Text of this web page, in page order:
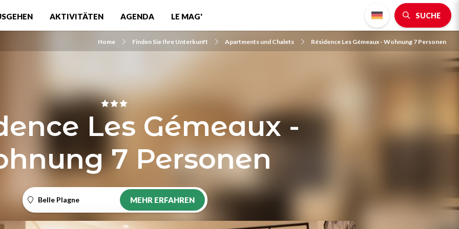
AKTIVITÄTEN AGENDA LE MAG' SUCHE
Home Finden Sie Ihre Unterkunft Apartments und Chalets Résidence Les Gémeaux - Wohnung 7 Personen
Les Gémeaux -
7 Personen
Belle Plagne MEHR ERFAHREN